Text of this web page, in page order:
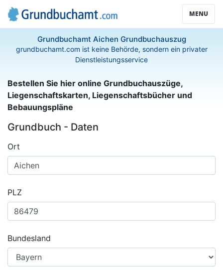
MENU
Grundbuchamt Aichen Grundbuchauszug
grundbuchamt.com ist keine Behörde, sondern ein privater
Dienstleistungsservice
Bestellen Sie hier online Grundbuchauszüge,
Liegenschaftskarten, Liegenschaftsbücher und
Bebauungspläne
Grundbuch - Daten
Ort
PLZ
Bundesland